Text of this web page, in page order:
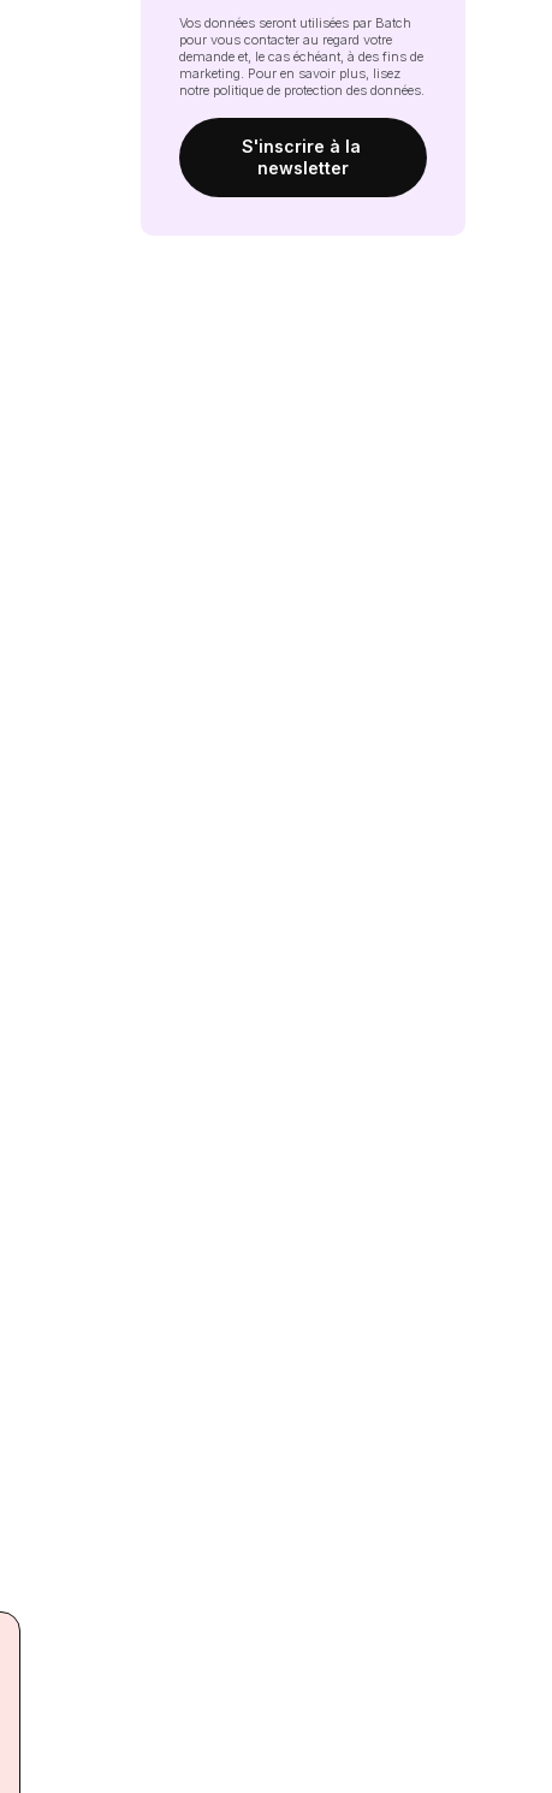
Vos données seront utilisées par Batch
pour vous contacter au regard votre
demande et, le cas échéant, à des fins de
marketing. Pour en savoir plus, lisez
notre politique de protection des données.